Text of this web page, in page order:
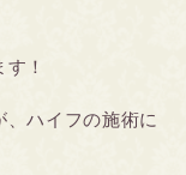
！
ハイフの施術に